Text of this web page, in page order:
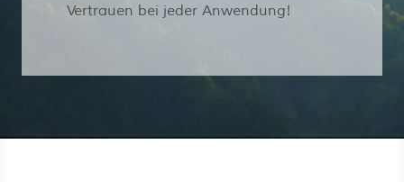
Vertrauen bei jeder Anwendung!